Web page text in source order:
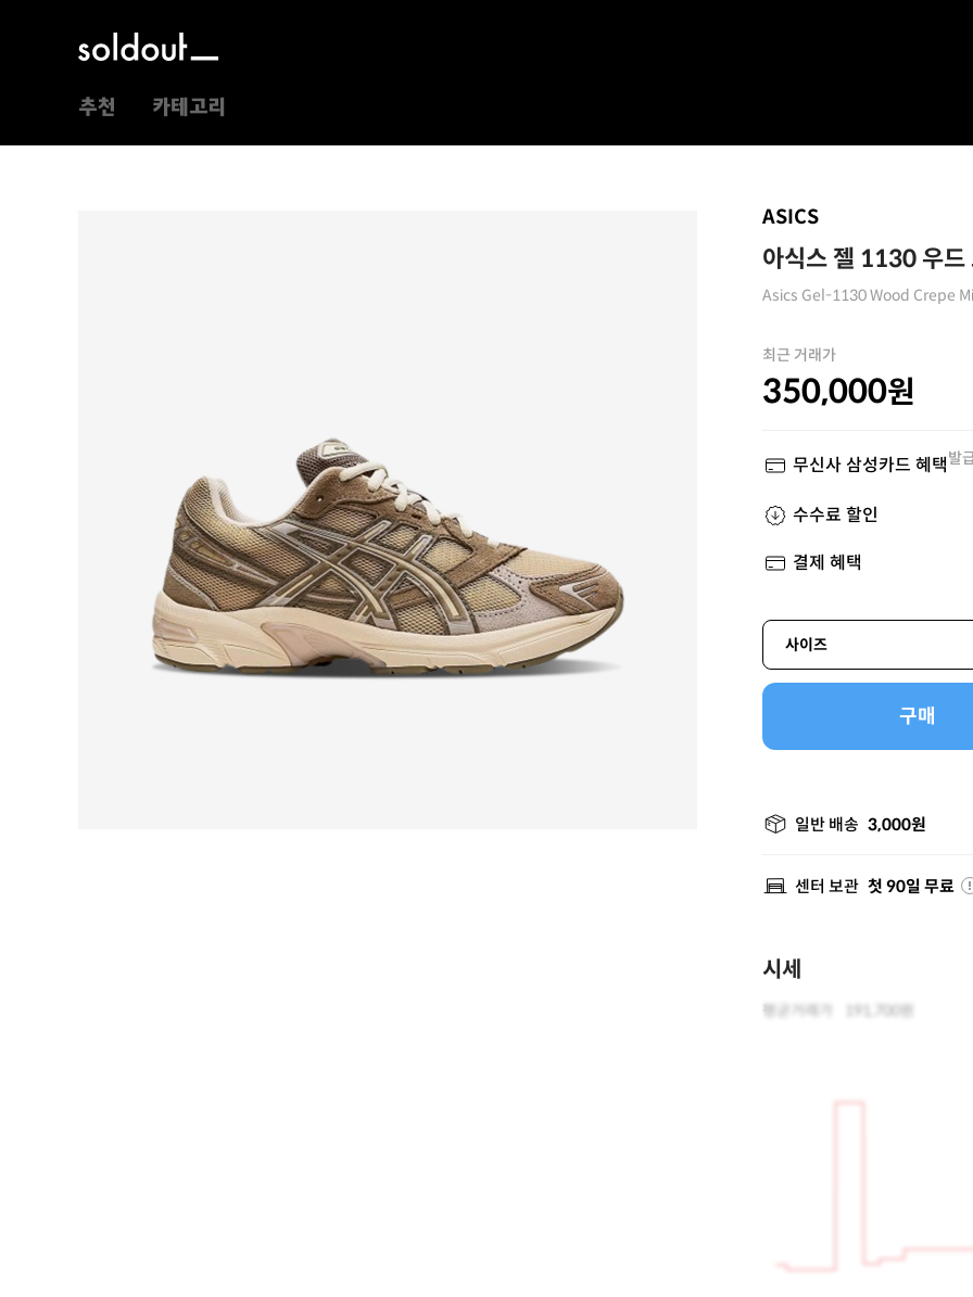
추천 카테고리
ASICS
아식스 젤 1130 우
Asics Gel-1130 Wood Crepe
최근 거래가
350,000원
무신사 삼성카드 혜택발
수수료 할인
결제 혜택
사이즈
구매
일반 배송 3,000원
센터 보관 첫 90일 무료
시세
평균거래가 191,700원